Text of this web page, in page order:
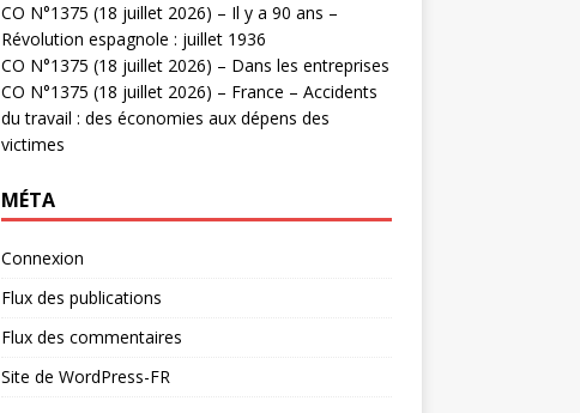
CO N°1375 (18 juillet 2026) – Il y a 90 ans –
Révolution espagnole : juillet 1936
CO N°1375 (18 juillet 2026) – Dans les entreprises
CO N°1375 (18 juillet 2026) – France – Accidents
du travail : des économies aux dépens des
victimes
MÉTA
Connexion
Flux des publications
Flux des commentaires
Site de WordPress-FR